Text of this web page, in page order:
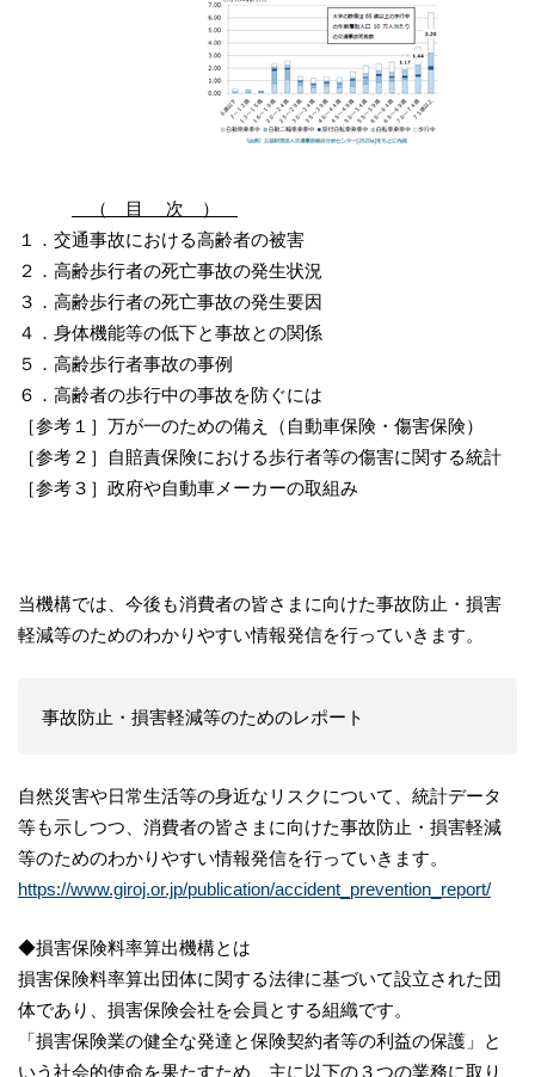
（ 目 次 ）
１．交通事故における高齢者の被害
２．高齢歩行者の死亡事故の発生状況
３．高齢歩行者の死亡事故の発生要因
４．身体機能等の低下と事故との関係
５．高齢歩行者事故の事例
６．高齢者の歩行中の事故を防ぐには
［参考１］万が一のための備え（自動車保険・傷害保険）
［参考２］自賠責保険における歩行者等の傷害に関する統計
［参考３］政府や自動車メーカーの取組み
当機構では、今後も消費者の皆さまに向けた事故防止・損害
軽減等のためのわかりやすい情報発信を行っていきます。
事故防止・損害軽減等のためのレポート
自然災害や日常生活等の身近なリスクについて、統計データ
等も示しつつ、消費者の皆さまに向けた事故防止・損害軽減
等のためのわかりやすい情報発信を行っていきます。
https://www.giroj.or.jp/publication/accident_prevention_report/
◆損害保険料率算出機構とは
損害保険料率算出団体に関する法律に基づいて設立された団
体であり、損害保険会社を会員とする組織です。
「損害保険業の健全な発達と保険契約者等の利益の保護」と
いう社会的使命を果たすため、主に以下の３つの業務に取り